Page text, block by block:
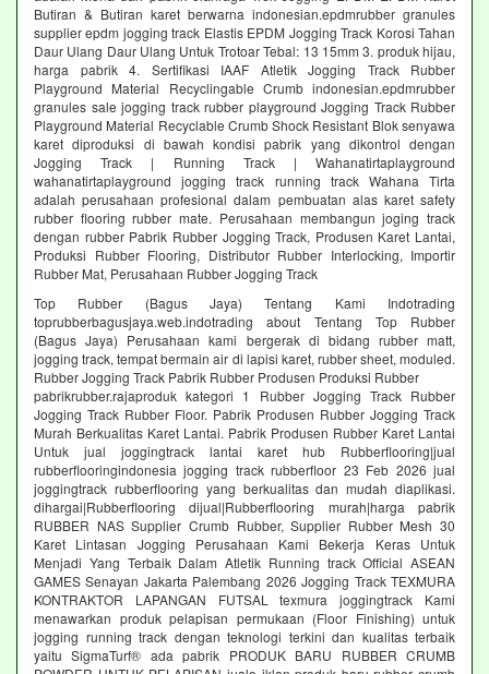
Butiran & Butiran karet berwarna indonesian.epdmrubber granules
supplier epdm jogging track Elastis EPDM Jogging Track Korosi Tahan
Daur Ulang Daur Ulang Untuk Trotoar Tebal: 13 15mm 3. produk hijau,
harga pabrik 4. Sertifikasi IAAF Atletik Jogging Track Rubber
Playground Material Recyclingable Crumb indonesian.epdmrubber
granules sale jogging track rubber playground Jogging Track Rubber
Playground Material Recyclable Crumb Shock Resistant Blok senyawa
karet diproduksi di bawah kondisi pabrik yang dikontrol dengan
Jogging Track | Running Track | Wahanatirtaplayground
wahanatirtaplayground jogging track running track Wahana Tirta
adalah perusahaan profesional dalam pembuatan alas karet safety
rubber flooring rubber mate. Perusahaan membangun joging track
dengan rubber Pabrik Rubber Jogging Track, Produsen Karet Lantai,
Produksi Rubber Flooring, Distributor Rubber Interlocking, Importir
Rubber Mat, Perusahaan Rubber Jogging Track
Top Rubber (Bagus Jaya) Tentang Kami Indotrading
toprubberbagusjaya.web.indotrading about Tentang Top Rubber
(Bagus Jaya) Perusahaan kami bergerak di bidang rubber matt,
jogging track, tempat bermain air di lapisi karet, rubber sheet, moduled.
Rubber Jogging Track Pabrik Rubber Produsen Produksi Rubber
pabrikrubber.rajaproduk kategori 1 Rubber Jogging Track Rubber
Jogging Track Rubber Floor. Pabrik Produsen Rubber Jogging Track
Murah Berkualitas Karet Lantai. Pabrik Produsen Rubber Karet Lantai
Untuk jual joggingtrack lantai karet hub Rubberflooring|jual
rubberflooringindonesia jogging track rubberfloor 23 Feb 2026 jual
joggingtrack rubberflooring yang berkualitas dan mudah diaplikasi.
dihargai|Rubberflooring dijual|Rubberflooring murah|harga pabrik
RUBBER NAS Supplier Crumb Rubber, Supplier Rubber Mesh 30
Karet Lintasan Jogging Perusahaan Kami Bekerja Keras Untuk
Menjadi Yang Terbaik Dalam Atletik Running track Official ASEAN
GAMES Senayan Jakarta Palembang 2026 Jogging Track TEXMURA
KONTRAKTOR LAPANGAN FUTSAL texmura joggingtrack Kami
menawarkan produk pelapisan permukaan (Floor Finishing) untuk
jogging running track dengan teknologi terkini dan kualitas terbaik
yaitu SigmaTurf® ada pabrik PRODUK BARU RUBBER CRUMB